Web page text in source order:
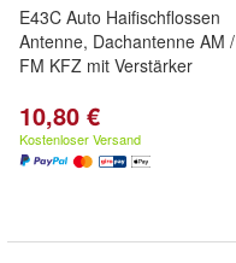
E43C Auto Haifischflossen
Antenne, Dachantenne AM /
FM KFZ mit Verstärker
10,80 €
Kostenloser Versand